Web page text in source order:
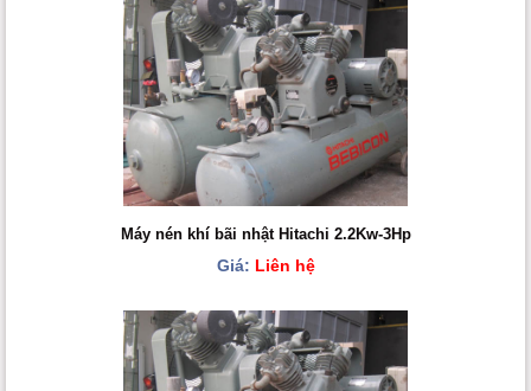
Máy nén khí bãi nhật Hitachi 2.2Kw-3Hp
Giá: Liên hệ